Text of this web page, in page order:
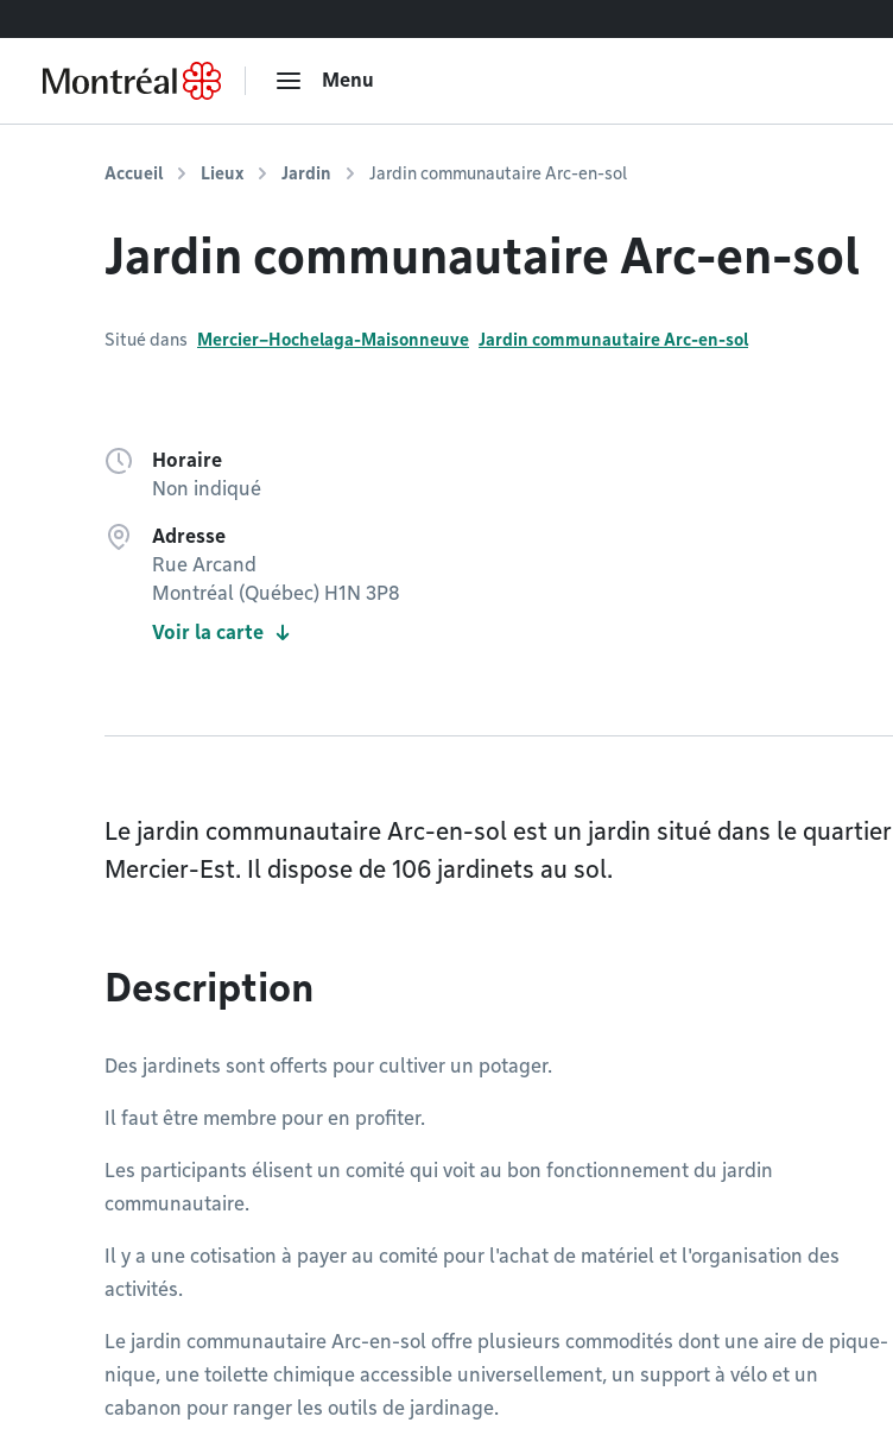
Menu
Accueil Lieux Jardin Jardin communautaire Arc-en-sol
Jardin communautaire Arc-en-sol
Situé dans Mercier–Hochelaga-Maisonneuve Jardin communautaire Arc-en-sol
Horaire
Non indiqué
Adresse
Rue Arcand
Montréal (Québec) H1N 3P8
Voir la carte
Le jardin communautaire Arc-en-sol est un jardin situé dans le quartier
Mercier-Est. Il dispose de 106 jardinets au sol.
Description
Des jardinets sont offerts pour cultiver un potager.
Il faut être membre pour en profiter.
Les participants élisent un comité qui voit au bon fonctionnement du jardin
communautaire.
Il y a une cotisation à payer au comité pour l'achat de matériel et l'organisation des
activités.
Le jardin communautaire Arc-en-sol offre plusieurs commodités dont une aire de pique-
nique, une toilette chimique accessible universellement, un support à vélo et un
cabanon pour ranger les outils de jardinage.